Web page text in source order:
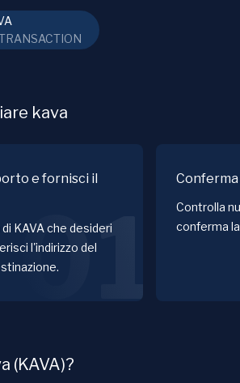
kava
e fornisci il
KAVA che desideri
l'indirizzo del
01
Controlla
conferma
(KAVA)?